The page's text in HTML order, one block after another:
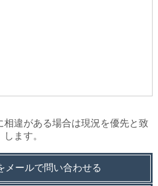
違がある場合は現況を優先と致
します。
メールで問い合わせる